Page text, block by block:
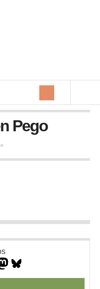
Pego